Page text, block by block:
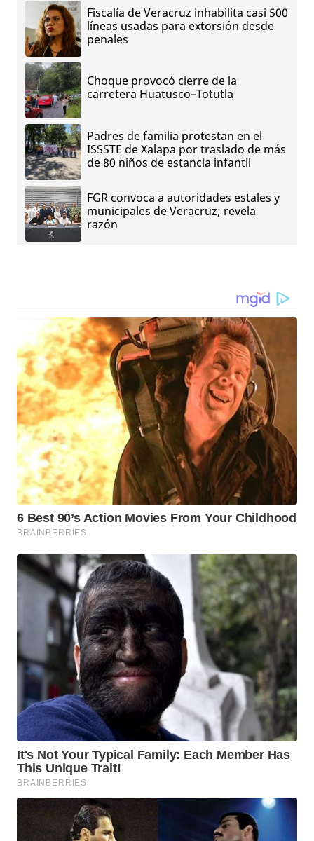
Fiscalía de Veracruz inhabilita casi 500
líneas usadas para extorsión desde
penales
Choque provocó cierre de la
carretera Huatusco–Totutla
Padres de familia protestan en el
ISSSTE de Xalapa por traslado de más
de 80 niños de estancia infantil
FGR convoca a autoridades estales y
municipales de Veracruz; revela
razón